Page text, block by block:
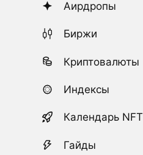
Аирдропы
Биржи
Криптовалюты
Индексы
Календарь NFT
Гайды